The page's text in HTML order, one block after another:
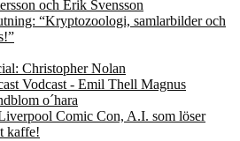
“Kryptozoologi, samlarbilder och
Christopher Nolan
Comic Con, A.I. som löser
kaffe!